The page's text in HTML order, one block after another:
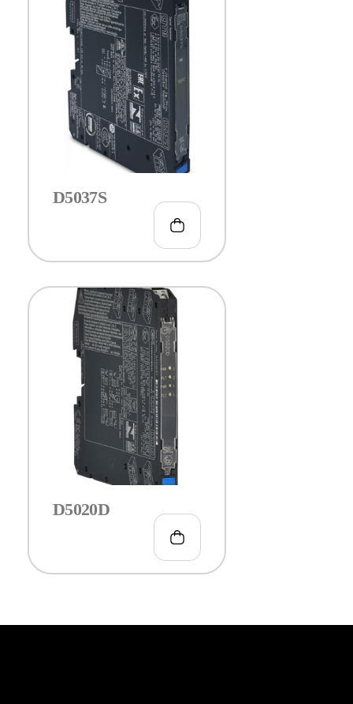
D5037S
99.00
D5020D
373.00